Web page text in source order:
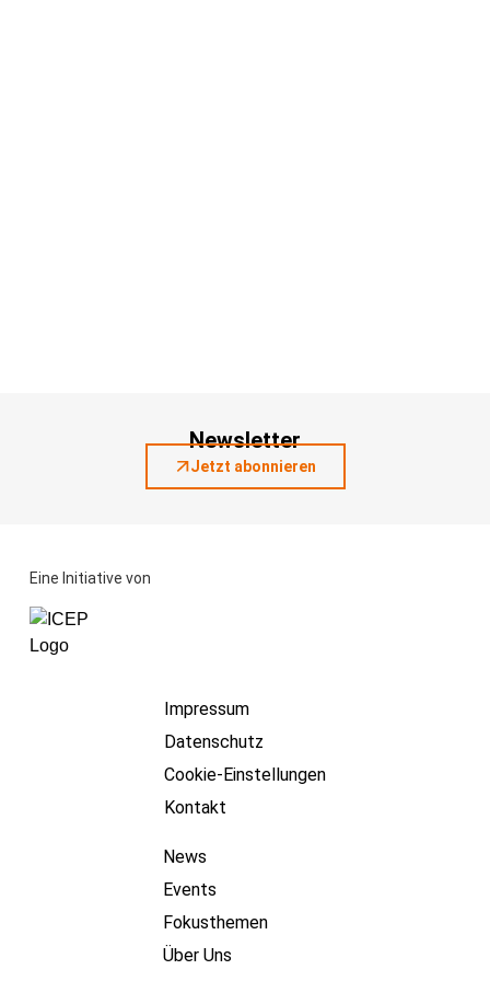
Newsletter
Jetzt abonnieren
Eine Initiative von
Impressum
Datenschutz
Cookie-Einstellungen
Kontakt
News
Events
Fokusthemen
Über Uns